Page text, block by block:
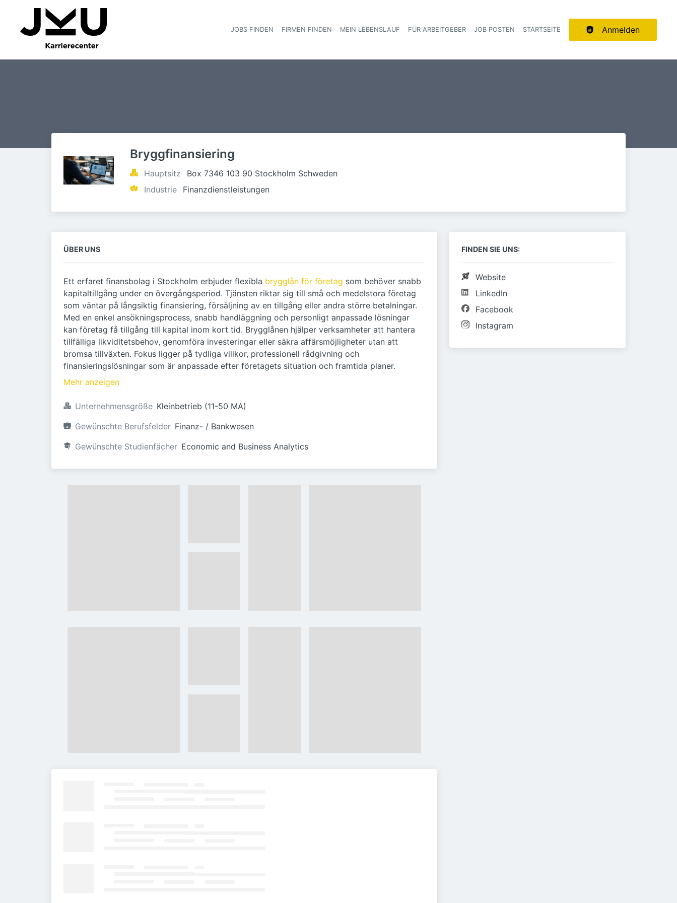
Haupt-Navigation
JOBS FINDEN FIRMEN FINDEN MEIN LEBENSLAUF FÜR ARBEITGEBER JOB POSTEN STARTSEITE Anmelden
Bryggfinansiering
Hauptsitz
Box 7346 103 90 Stockholm Schweden
Industrie
Finanzdienstleistungen
ÜBER UNS
Ett erfaret finansbolag i Stockholm erbjuder flexibla brygglån för företag som behöver snabb
kapitaltillgång under en övergångsperiod. Tjänsten riktar sig till små och medelstora företag
som väntar på långsiktig finansiering, försäljning av en tillgång eller andra större betalningar.
Med en enkel ansökningsprocess, snabb handläggning och personligt anpassade lösningar
kan företag få tillgång till kapital inom kort tid. Brygglånen hjälper verksamheter att hantera
tillfälliga likviditetsbehov, genomföra investeringar eller säkra affärsmöjligheter utan att
bromsa tillväxten. Fokus ligger på tydliga villkor, professionell rådgivning och
finansieringslösningar som är anpassade efter företagets situation och framtida planer.
Mehr anzeigen
Unternehmensgröße Kleinbetrieb (11-50 MA)
Gewünschte Berufsfelder Finanz- / Bankwesen
Gewünschte Studienfächer Economic and Business Analytics
FINDEN SIE UNS:
Website
LinkedIn
Facebook
Instagram